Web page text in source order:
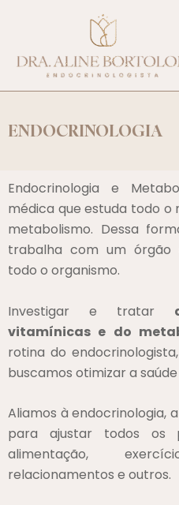
conteúdo
ENDOCRINOLOGIA
Endocrinologia e
médica que estuda todo o
metabolismo. Dessa
trabalha com um órgão
todo o organismo.
Investigar e tratar
vitamínicas e do
rotina do
buscamos otimizar a
Aliamos à endocrinologia,
para ajustar todos os
alimentação,
relacionamentos e outros.